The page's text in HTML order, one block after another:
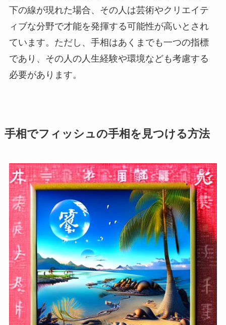
下の線が現れた場合、その人は芸術やクリエイテ
ィブな分野で才能を発揮する可能性が高いとされ
ています。ただし、手相はあくまでも一つの指標
であり、その人の人生経験や環境なども考慮する
必要があります。
手相でフィッシュの手相を見つける方法